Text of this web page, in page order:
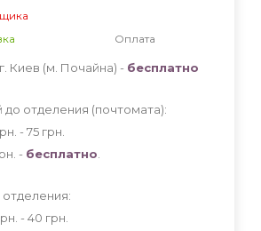
Оплата
Киев (м. Почайна) - бесплатно
отделения (почтомата):
- 75 грн
- бесплатно
- 40 грн